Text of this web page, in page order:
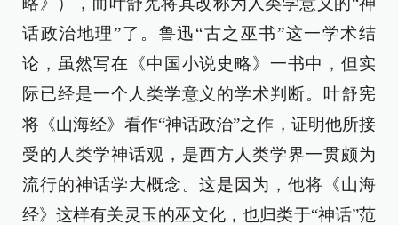
话政治地理”了。鲁迅“古之巫书”这一学术结
论，虽然写在《中国小说史略》一书中，但实
际已经是一个人类学意义的学术判断。叶舒宪
将《山海经》看作“神话政治”之作，证明他所接
受的人类学神话观，是西方人类学界一贯颇为
流行的神话学大概念。这是因为，他将《山海
经》这样有关灵玉的巫文化，也归类于“神话”范